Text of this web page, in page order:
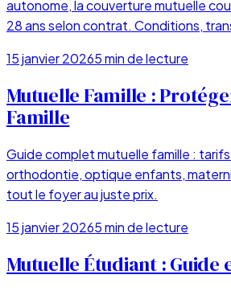
autonome, la couverture mutuelle
28 ans selon contrat. Conditions,
15 janvier 20265min de lecture
Mutuelle Famille :
Famille
Guide complet mutuelle famille :
orthodontie, optique enfants,
tout le foyer au juste prix.
15 janvier 20265min de lecture
Mutuelle Étudiant : Guide